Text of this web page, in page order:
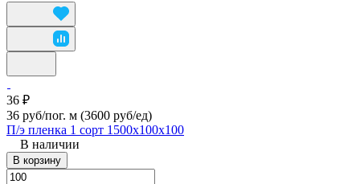
36 ₽
36 руб/пог. м (3600 руб/eд)
П/э пленка 1 сорт 1500х100х100
В наличии
В корзину